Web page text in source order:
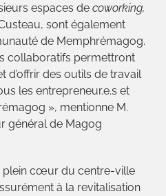
espaces de coworking,
sont également
de Memphrémagog.
collaboratifs permettront
d’offrir des outils de travail
les entrepreneur.e.s et
», mentionne M.
général de Magog
plein cœur du centre-ville
à la revitalisation